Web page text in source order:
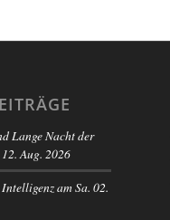
Lange Nacht der
Aug. 2026
am Sa. 02.